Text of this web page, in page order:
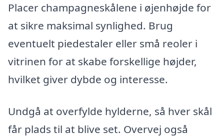
Placer champagneskålene i øjenhøjde for
at sikre maksimal synlighed. Brug
eventuelt piedestaler eller små reoler i
vitrinen for at skabe forskellige højder,
hvilket giver dybde og interesse.
Undgå at overfylde hylderne, så hver skål
får plads til at blive set. Overvej også